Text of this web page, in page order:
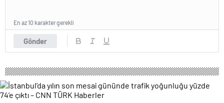
Gönder
En az 10 karakter gerekli